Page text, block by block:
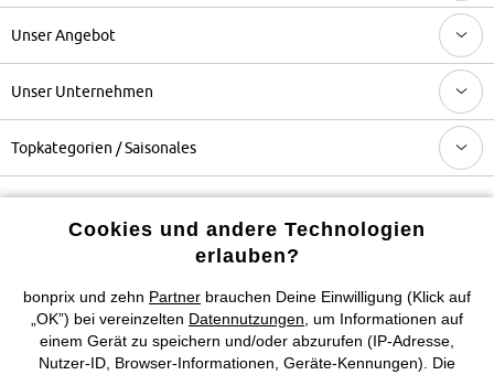
Unser Angebot
Unser Unternehmen
Topkategorien / Saisonales
Mehr von bonprix auf
Preisangaben inkl. gesetzl. MwSt. und zzgl.
Service- &
Versandkosten
Cookies und andere Technologien
erlauben?
bonprix und zehn Partner brauchen Deine Einwilligung (Klick auf
„OK”) bei vereinzelten Datennutzungen , um Informationen auf
einem Gerät zu speichern und/oder abzurufen (IP-Adresse,
Nutzer-ID, Browser-Informationen, Geräte-Kennungen). Die